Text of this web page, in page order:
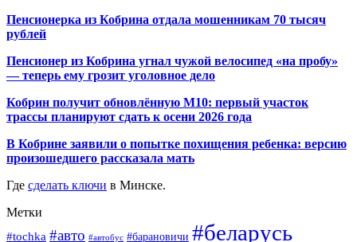
Пенсионерка из Кобрина отдала мошенникам 70 тысяч
рублей
Пенсионер из Кобрина угнал чужой велосипед «на пробу»
— теперь ему грозит уголовное дело
Кобрин получит обновлённую М10: первый участок
трассы планируют сдать к осени 2026 года
В Кобрине заявили о попытке похищения ребенка: версию
произошедшего рассказала мать
Где сделать ключи в Минске.
Метки
#tochka #авто #автобус #барановичи #беларусь